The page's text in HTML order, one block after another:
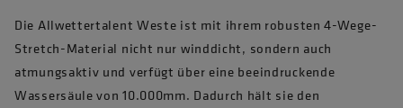
Die Allwettertalent Weste ist mit ihrem robusten 4-Wege-
Stretch-Material nicht nur winddicht, sondern auch
atmungsaktiv und verfügt über eine beeindruckende
Wassersäule von 10.000mm. Dadurch hält sie den